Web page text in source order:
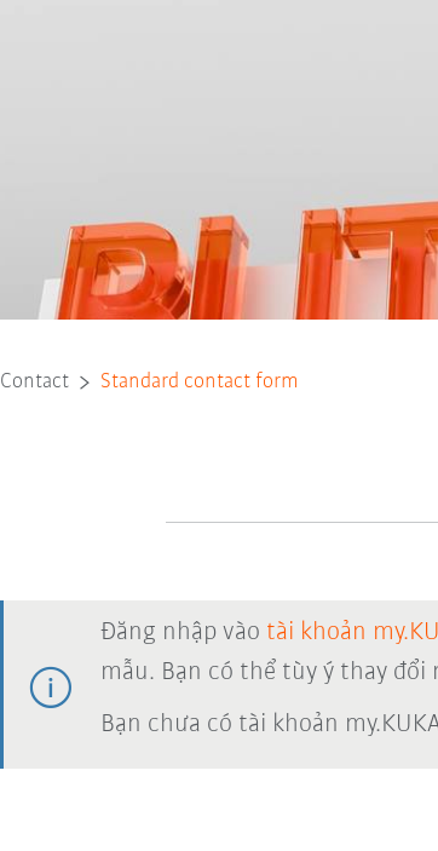
Contact Standard contact form
Đăng nhập vào tài khoản
mẫu. Bạn có thể tùy ý thay
Bạn chưa có tài khoản